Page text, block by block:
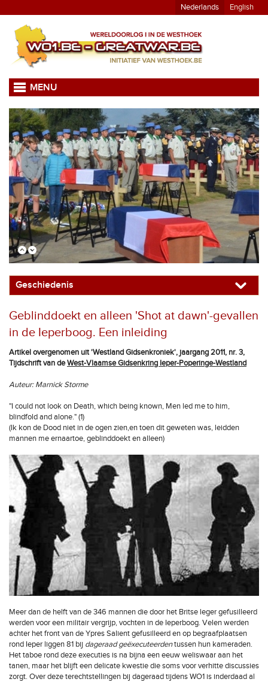
Nederlands English
MENU
Geschiedenis
Geblinddoekt en alleen 'Shot at dawn'-gevallen
in de Ieperboog. Een inleiding
Artikel overgenomen uit 'Westland Gidsenkroniek', jaargang 2011, nr. 3,
Tijdschrift van deWest-Vlaamse Gidsenkring Ieper-Poperinge-Westland
Auteur: Marnick Storme
"I could not look on Death, which being known, Men led me to him,
blindfold and alone." (1)
(Ik kon de Dood niet in de ogen zien,en toen dit geweten was, leidden
mannen me ernaartoe, geblinddoekt en alleen)
Meer dan de helft van de 346 mannen die door het Britse leger gefusilleerd
werden voor een militair vergrijp, vochten in de Ieperboog. Velen werden
achter het front van de Ypres Salient gefusilleerd en op begraafplaatsen
rond Ieper liggen 81 bij dageraad geëxecuteerdentussen hun kameraden.
Het taboe rond deze executies is na bijna een eeuw weliswaar aan het
tanen, maar het blijft een delicate kwestie die soms voor verhitte discussies
zorgt. Over deze terechtstellingen bij dageraad tijdens WO1 is inderdaad al